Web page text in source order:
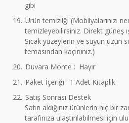
gibi
19. Ürün temizliği (Mobilyalarınızı
temizleyebilirsiniz. Direkt güneş
Sıcak yüzeylerin ve suyun uzun
temasından kaçınınız.)
20. Duvara Monte : Hayır
21. Paket İçeriği : 1 Adet Kitaplık
22. Satış Sonrası Destek
Satın aldığınız ürünlerin hiç bir
tarafınıza ulaştırılabilmesi için